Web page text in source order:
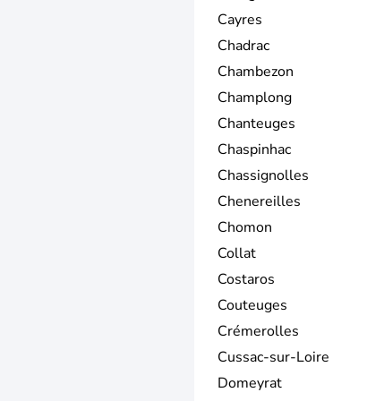
Cayres
Chadrac
Chambezon
Champlong
Chanteuges
Chaspinhac
Chassignolles
Chenereilles
Chomon
Collat
Costaros
Couteuges
Crémerolles
Cussac-sur-Loire
Domeyrat